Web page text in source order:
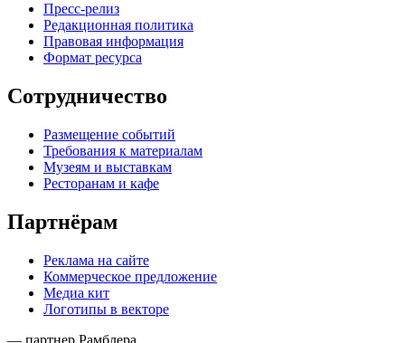
Пресс-релиз
Редакционная политика
Правовая информация
Формат ресурса
Сотрудничество
Размещение событий
Требования к материалам
Музеям и выставкам
Ресторанам и кафе
Партнёрам
Реклама на сайте
Коммерческое предложение
Медиа кит
Логотипы в векторе
— партнер Рамблера